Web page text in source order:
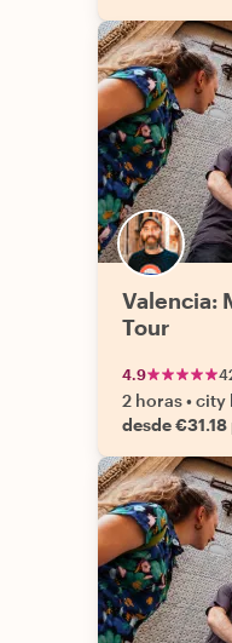
Valencia:
Tour
4.9
2 horas•city
desde